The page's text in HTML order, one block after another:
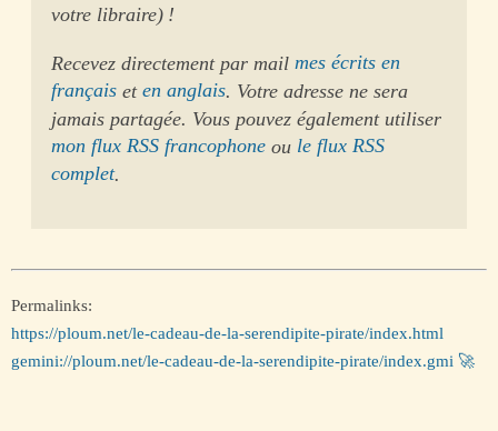
votre libraire) !
Recevez directement par mailmes écrits en
français eten anglais. Votre adresse ne sera
jamais partagée. Vous pouvez également utiliser
mon flux RSS francophone ou le flux RSS
complet.
Permalinks:
https://ploum.net/le-cadeau-de-la-serendipite-pirate/index.html
gemini://ploum.net/le-cadeau-de-la-serendipite-pirate/index.gmi